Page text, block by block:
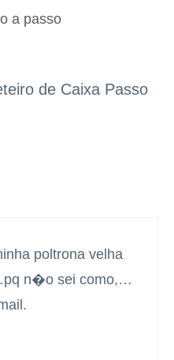
a passo
de Caixa Passo
poltrona velha
n�o sei como,…